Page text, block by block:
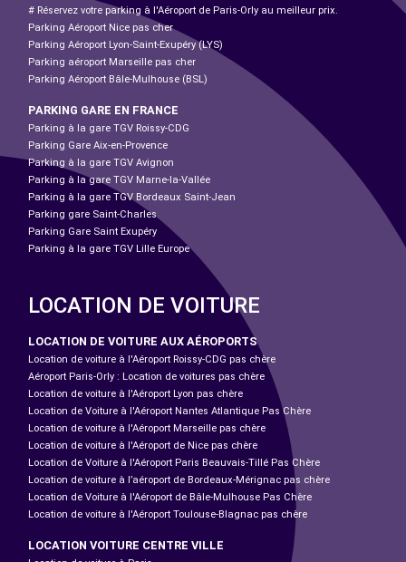
# Réservez votre parking à l'Aéroport de Paris-Orly au meilleur prix.
Parking Aéroport Nice pas cher
Parking Aéroport Lyon-Saint-Exupéry (LYS)
Parking aéroport Marseille pas cher
Parking Aéroport Bâle-Mulhouse (BSL)
PARKING GARE EN FRANCE
Parking à la gare TGV Roissy-CDG
Parking Gare Aix-en-Provence
Parking à la gare TGV Avignon
Parking à la gare TGV Marne-la-Vallée
Parking à la gare TGV Bordeaux Saint-Jean
Parking gare Saint-Charles
Parking Gare Saint Exupéry
Parking à la gare TGV Lille Europe
LOCATION DE VOITURE
LOCATION DE VOITURE AUX AÉROPORTS
Location de voiture à l'Aéroport Roissy-CDG pas chère
Aéroport Paris-Orly : Location de voitures pas chère
Location de voiture à l'Aéroport Lyon pas chère
Location de Voiture à l'Aéroport Nantes Atlantique Pas Chère
Location de voiture à l'Aéroport Marseille pas chère
Location de voiture à l'Aéroport de Nice pas chère
Location de Voiture à l'Aéroport Paris Beauvais-Tillé Pas Chère
Location de voiture à l’aéroport de Bordeaux-Mérignac pas chère
Location de Voiture à l'Aéroport de Bâle-Mulhouse Pas Chère
Location de voiture à l'Aéroport Toulouse-Blagnac pas chère
LOCATION VOITURE CENTRE VILLE